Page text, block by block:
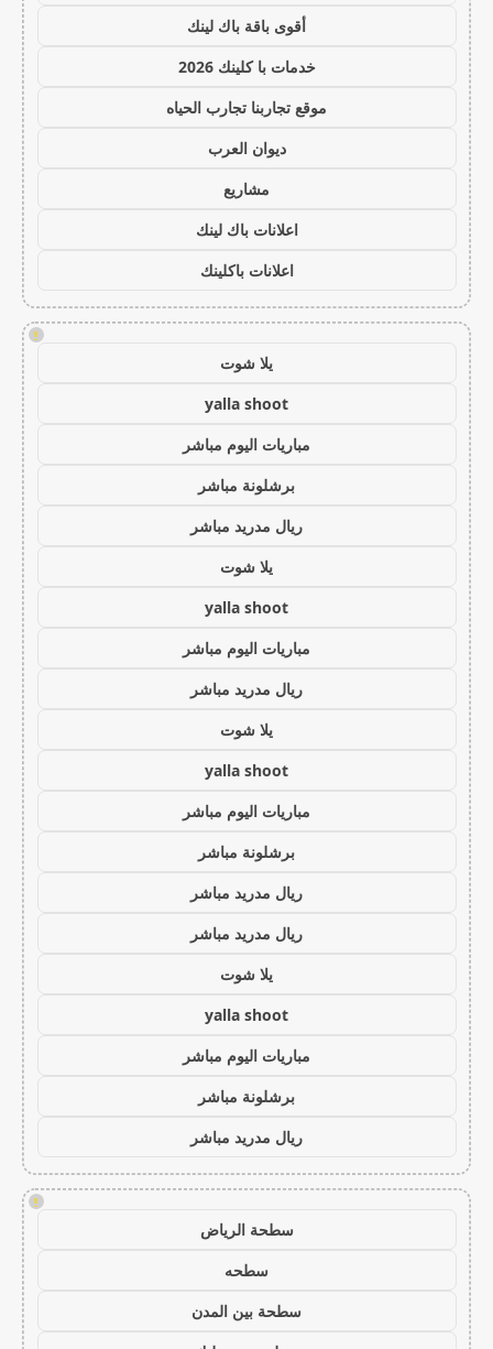
أقوى باقة باك لينك
خدمات با كلينك 2026
موقع تجاربنا تجارب الحياه
ديوان العرب
مشاريع
اعلانات باك لينك
اعلانات باكلينك
!
يلا شوت
yalla shoot
مباريات اليوم مباشر
برشلونة مباشر
ريال مدريد مباشر
يلا شوت
yalla shoot
مباريات اليوم مباشر
ريال مدريد مباشر
يلا شوت
yalla shoot
مباريات اليوم مباشر
برشلونة مباشر
ريال مدريد مباشر
ريال مدريد مباشر
يلا شوت
yalla shoot
مباريات اليوم مباشر
برشلونة مباشر
ريال مدريد مباشر
!
سطحة الرياض
سطحه
سطحة بين المدن